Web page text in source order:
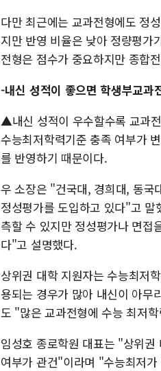
다만 최근에는 교과전형에도 정
지만 반영 비율은 낮아 정량평
전형은 점수가 중요하지만 종합
-내신 성적이 좋으면 학생부교과
▲내신 성적이 우수할수록 교과
수능최저학력기준 충족 여부가
를 반영하기 때문이다.
우 소장은 "건국대, 경희대, 동국
정성평가를 도입하고 있다"고
측할 수 있지만 정성평가나 면접
다"고 설명했다.
상위권 대학 지원자는 수능최저
용되는 경우가 많아 내신이 아
도 "많은 교과전형에 수능 최저
임성호 종로학원 대표는 "상위
여부가 관건"이라며 "수능최저